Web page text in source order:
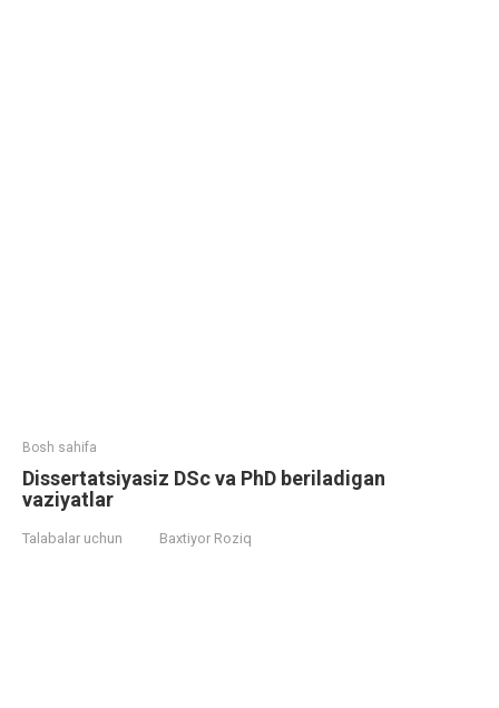
Bosh sahifa
Dissertatsiyasiz DSc va PhD beriladigan
vaziyatlar
Talabalar uchun Baxtiyor Roziq